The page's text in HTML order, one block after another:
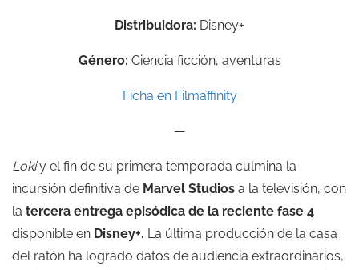
Distribuidora: Disney+
Género: Ciencia ficción, aventuras
Ficha en Filmaffinity
—
Lokiy el fin de su primera temporada culmina la
incursión definitiva de Marvel Studios a la televisión, con
la tercera entrega episódica de la reciente fase 4
disponible en Disney+. La última producción de la casa
del ratón ha logrado datos de audiencia extraordinarios,